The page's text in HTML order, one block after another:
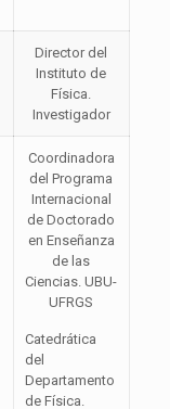
Director del
Instituto de
Física.
Investigador
Coordinadora
del Programa
Internacional
de Doctorado
en Enseñanza
de las
Ciencias. UBU-
UFRGS
Catedrática
del
Departamento
de Física.